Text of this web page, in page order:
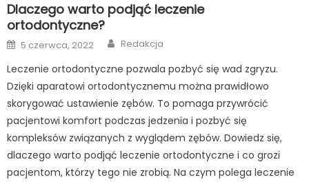
Dlaczego warto podjąć leczenie
ortodontyczne?
Posted
on
5 czerwca, 2022 Author
Redakcja
Leczenie ortodontyczne pozwala pozbyć się wad zgryzu.
Dzięki aparatowi ortodontycznemu można prawidłowo
skorygować ustawienie zębów. To pomaga przywrócić
pacjentowi komfort podczas jedzenia i pozbyć się
kompleksów związanych z wyglądem zębów. Dowiedz się,
dlaczego warto podjąć leczenie ortodontyczne i co grozi
pacjentom, którzy tego nie zrobią. Na czym polega leczenie